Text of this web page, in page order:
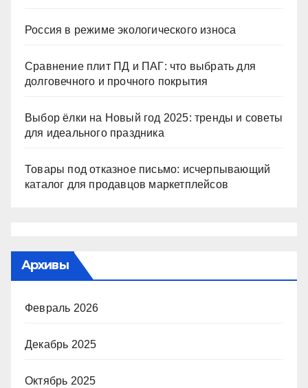
Россия в режиме экологического износа
Сравнение плит ПД и ПАГ: что выбрать для
долговечного и прочного покрытия
Выбор ёлки на Новый год 2025: тренды и советы
для идеального праздника
Товары под отказное письмо: исчерпывающий
каталог для продавцов маркетплейсов
Архивы
Февраль 2026
Декабрь 2025
Октябрь 2025